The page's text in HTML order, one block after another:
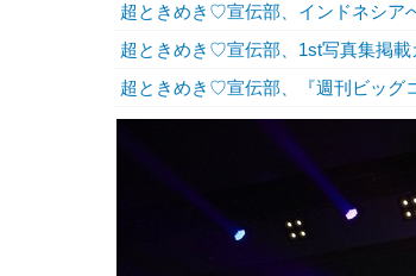
超ときめき♡宣伝部、インドネシア
超ときめき♡宣伝部、1st写真集掲載
超ときめき♡宣伝部、『週刊ビッグ